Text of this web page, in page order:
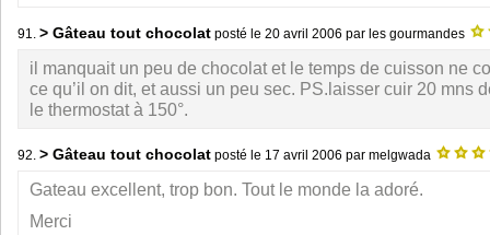
91. > Gâteau tout chocolat posté le 20 avril 2006 par les gourmandes
il manquait un peu de chocolat et le temps de cuisson ne
ce qu’il on dit, et aussi un peu sec. PS.laisser cuir 20 mns
le thermostat à 150°.
92. > Gâteau tout chocolat posté le 17 avril 2006 par melgwada
Gateau excellent, trop bon. Tout le monde la adoré.
Merci